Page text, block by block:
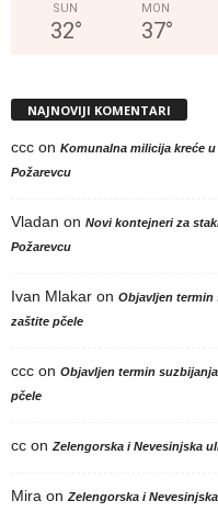
SUN
32°
MON
37°
NAJNOVIJI KOMENTARI
ccc on Komunalna milicija kreće
Požarevcu
Vladan on Novi kontejneri za
Požarevcu
Ivan Mlakar on Objavljen termin
zaštite pčele
ccc on Objavljen termin
pčele
cc onZelengorska i Nevesinjska
Mira onZelengorska i